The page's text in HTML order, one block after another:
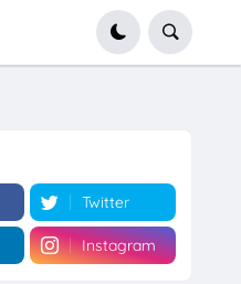
Twitter
Instagram